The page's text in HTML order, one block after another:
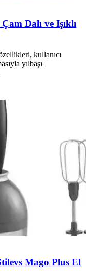
Dalı ve Işıklı
kullanıcı
yılbaşı
Mago Plus El